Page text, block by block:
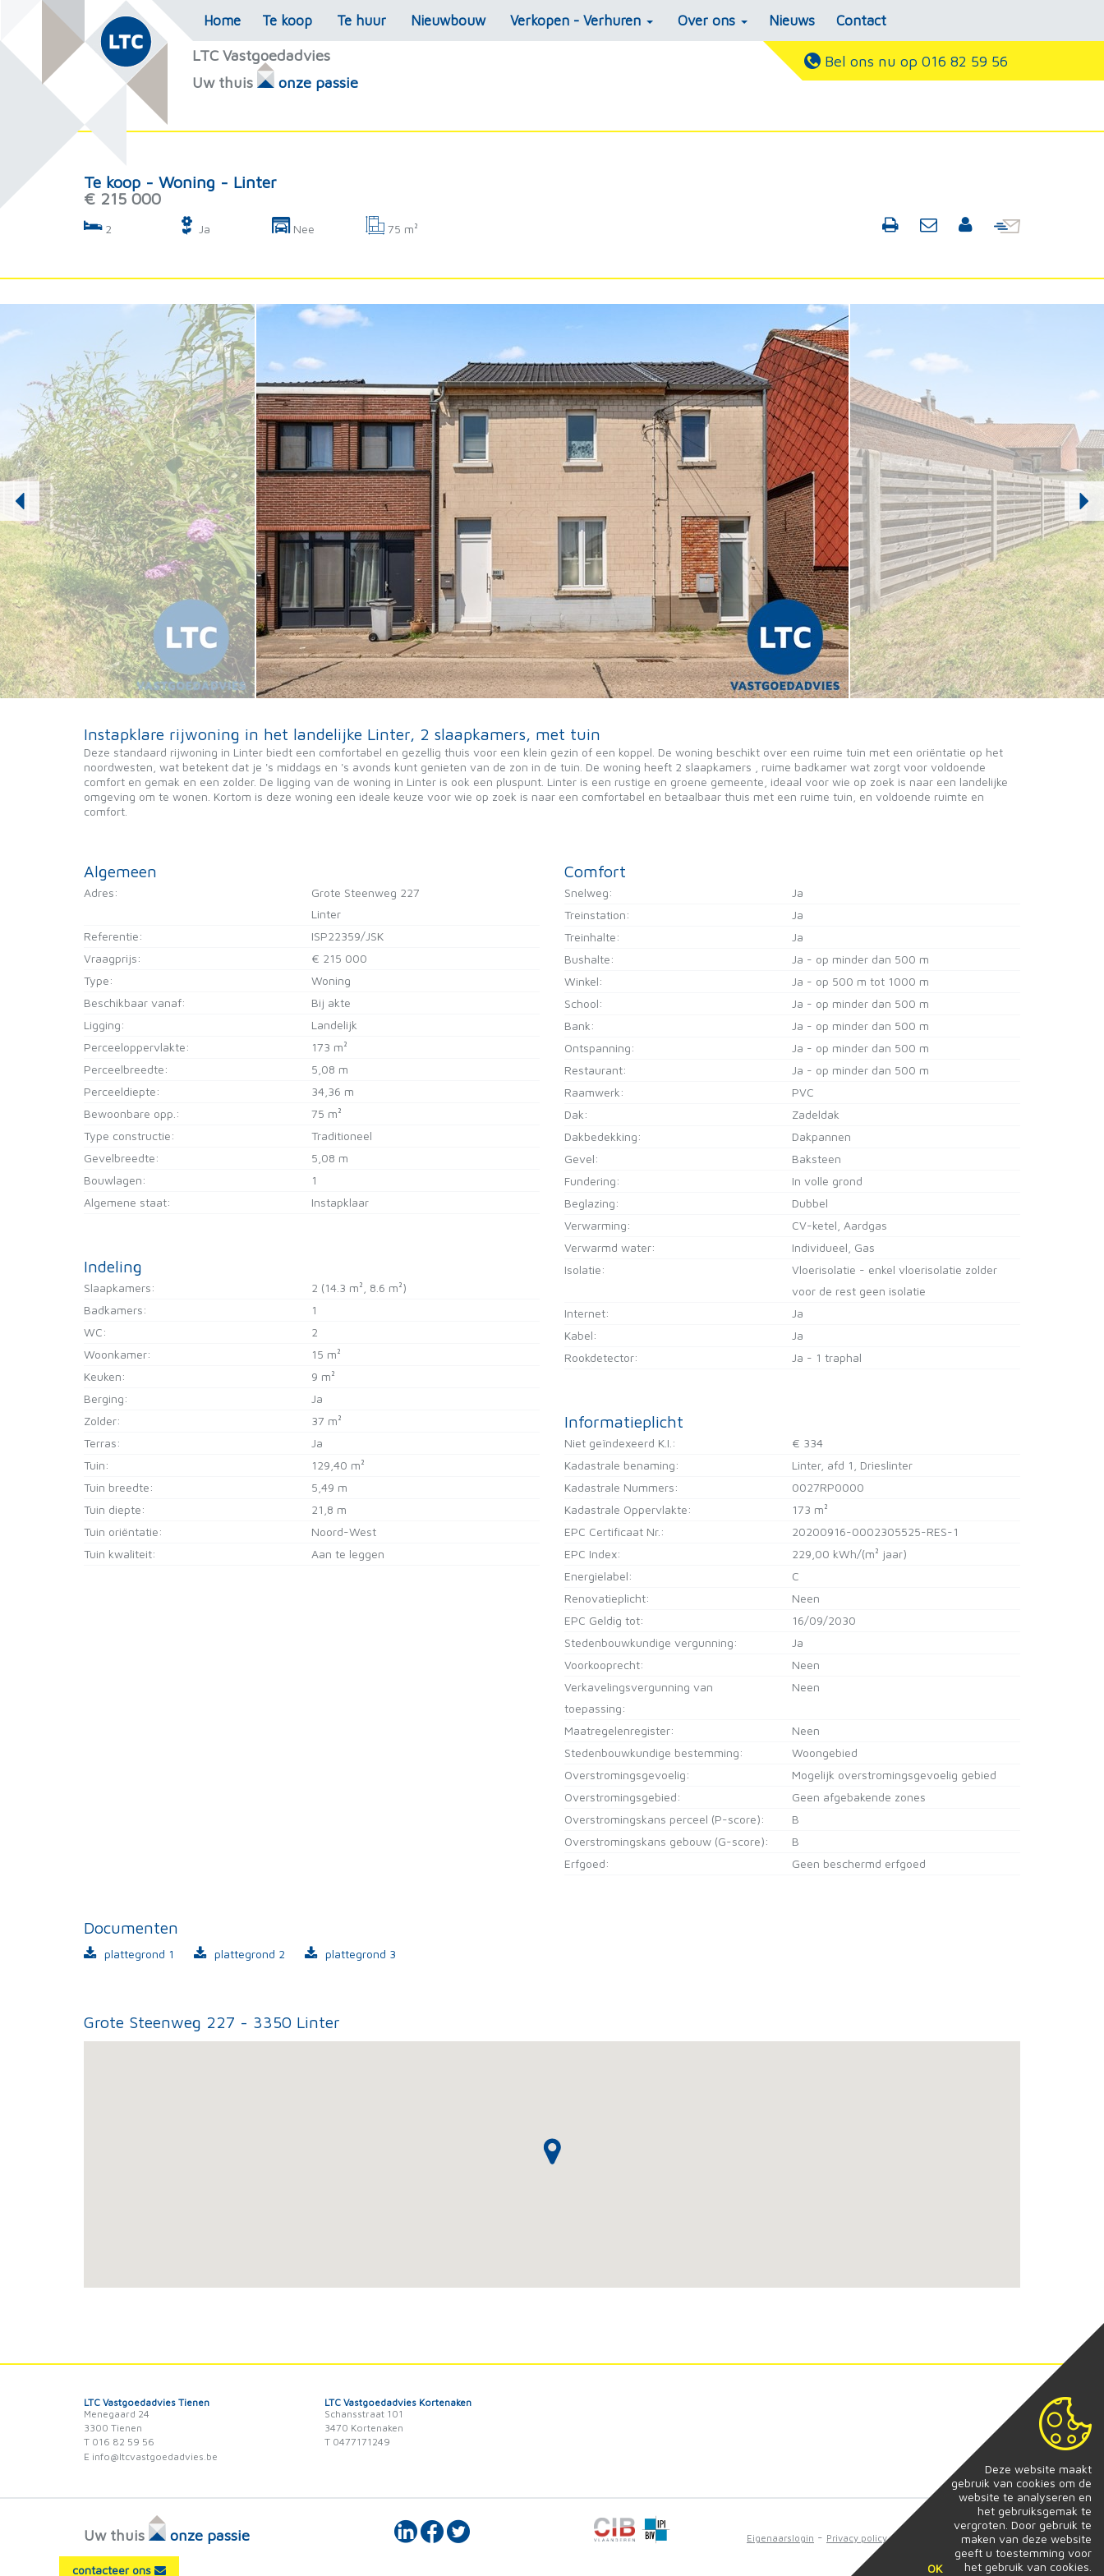
Home Te koop Te huur Nieuwbouw Verkopen - Verhuren Over ons Nieuws Contact
LTC Vastgoedadvies
Uw thuis
onze passie
Bel ons nu op 016 82 59 56
contacteer ons
Te koop - Woning - Linter
€ 215 000
2 Ja Nee 75 m²
Instapklare rijwoning in het landelijke Linter, 2 slaapkamers, met tuin
Deze standaard rijwoning in Linter biedt een comfortabel en gezellig thuis voor een klein gezin of een koppel. De woning beschikt over een ruime tuin met een oriëntatie op het
noordwesten, wat betekent dat je 's middags en 's avonds kunt genieten van de zon in de tuin. De woning heeft 2 slaapkamers , ruime badkamer wat zorgt voor voldoende
comfort en gemak en een zolder. De ligging van de woning in Linter is ook een pluspunt. Linter is een rustige en groene gemeente, ideaal voor wie op zoek is naar een landelijke
omgeving om te wonen. Kortom is deze woning een ideale keuze voor wie op zoek is naar een comfortabel en betaalbaar thuis met een ruime tuin, en voldoende ruimte en
comfort.
Algemeen
Adres:
Grote Steenweg 227
Linter
Referentie:
ISP22359/JSK
Vraagprijs:
€ 215 000
Type:
Woning
Beschikbaar vanaf:
Bij akte
Ligging:
Landelijk
Perceeloppervlakte:
173 m²
Perceelbreedte:
5,08 m
Perceeldiepte:
34,36 m
Bewoonbare opp.:
75 m²
Type constructie:
Traditioneel
Gevelbreedte:
5,08 m
Bouwlagen:
1
Algemene staat:
Instapklaar
Indeling
Slaapkamers: 2 (14.3 m², 8.6 m²)
Badkamers:
1
WC:
2
Woonkamer:
15 m²
Keuken:
9 m²
Berging:
Ja
Zolder:
37 m²
Terras:
Ja
Tuin:
129,40 m²
Tuin breedte:
5,49 m
Tuin diepte:
21,8 m
Tuin oriëntatie:
Noord-West
Tuin kwaliteit:
Aan te leggen
Comfort
Snelweg:
Ja
Treinstation:
Ja
Treinhalte:
Ja
Bushalte:
Ja - op minder dan 500 m
Winkel:
Ja - op 500 m tot 1000 m
School:
Ja - op minder dan 500 m
Bank:
Ja - op minder dan 500 m
Ontspanning:
Ja - op minder dan 500 m
Restaurant:
Ja - op minder dan 500 m
Raamwerk:
PVC
Dak:
Zadeldak
Dakbedekking:
Dakpannen
Gevel:
Baksteen
Fundering:
In volle grond
Beglazing:
Dubbel
Verwarming:
CV-ketel, Aardgas
Verwarmd water:
Individueel, Gas
Isolatie:
Vloerisolatie - enkel vloerisolatie zolder
voor de rest geen isolatie
Internet:
Ja
Kabel:
Ja
Rookdetector:
Ja - 1 traphal
Informatieplicht
Niet geïndexeerd K.I.:
€ 334
Kadastrale benaming:
Linter, afd 1, Drieslinter
Kadastrale Nummers:
0027RP0000
Kadastrale Oppervlakte:
173 m²
EPC Certificaat Nr.:
20200916-0002305525-RES-1
EPC Index:
229,00 kWh/(m² jaar)
Energielabel:
C
Renovatieplicht:
Neen
EPC Geldig tot:
16/09/2030
Stedenbouwkundige vergunning:
Ja
Voorkooprecht:
Neen
Verkavelingsvergunning van
toepassing:
Neen
Maatregelenregister:
Neen
Stedenbouwkundige bestemming:
Woongebied
Overstromingsgevoelig:
Mogelijk overstromingsgevoelig gebied
Overstromingsgebied:
Geen afgebakende zones
Overstromingskans perceel (P-score):
B
Overstromingskans gebouw (G-score):
B
Erfgoed:
Geen beschermd erfgoed
Documenten
plattegrond 1 plattegrond 2 plattegrond 3
Grote Steenweg 227 - 3350 Linter
LTC Vastgoedadvies Tienen
Menegaard 24
3300 Tienen
T 016 82 59 56
E info@ltcvastgoedadvies.be
LTC Vastgoedadvies Kortenaken
Schansstraat 101
3470 Kortenaken
T 0477171249
Uw thuis onze passie Eigenaarslogin - Privacy policy-
Developed by
Zabun
Deze website maakt
gebruik van cookies om de
website te analyseren en
het gebruiksgemak te
vergroten. Door gebruik te
maken van deze website
geeft u toestemming voor
het gebruik van cookies.
OK